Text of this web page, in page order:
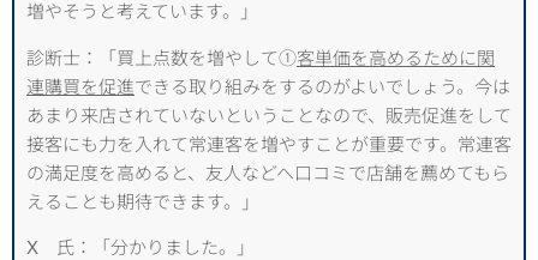
増やそうと考えています。」
診断士：「買上点数を増やして①客単価を高めるために関
連購買を促進できる取り組みをするのがよいでしょう。今は
あまり来店されていないということなので、販売促進をして
接客にも力を入れて常連客を増やすことが重要です。常連客
の満足度を高めると、友人などへ口コミで店舗を薦めてもら
えることも期待できます。」
X 氏：「分かりました。」